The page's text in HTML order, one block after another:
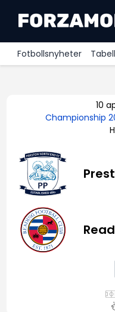
Fotbollsnyheter
Premier
Bundesliga
Serie A
Ligue 1
10
Championship